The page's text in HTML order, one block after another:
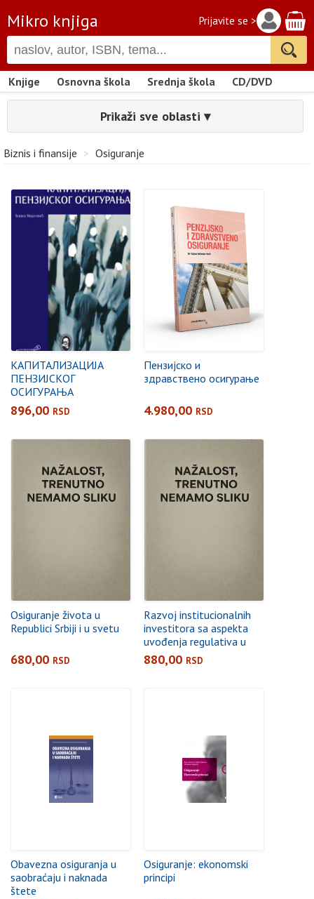
Mikro knjiga Prijavite se >
Knjige Osnovna škola Srednja škola CD/DVD
Prikaži sve oblasti ▾
Biznis i finansije > Osiguranje
КАПИТАЛИЗАЦИЈА
ПЕНЗИЈСКОГ
ОСИГУРАЊА
896,00 RSD
Пензијско и
здравствено осигурање
4.980,00 RSD
Osiguranje života u
Republici Srbiji i u svetu
680,00 RSD
Razvoj institucionalnih
investitora sa aspekta
uvođenja regulativa u
sektor osiguranja
880,00 RSD
Obavezna osiguranja u
saobraćaju i naknada
štete
Osiguranje: ekonomski
principi